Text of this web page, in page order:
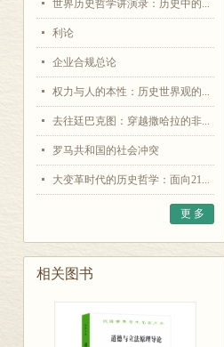
世界历史哲学讲演录：历史中的...
利论
企业合规总论
权力与人的本性：历史世界观的...
去往廷巴克图：穿越撒哈拉的非...
罗马共和国的社会冲突
大变革时代的历史哲学：面向21...
更 多
相关图书